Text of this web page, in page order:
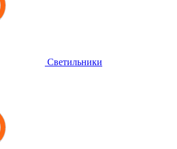
Светильники